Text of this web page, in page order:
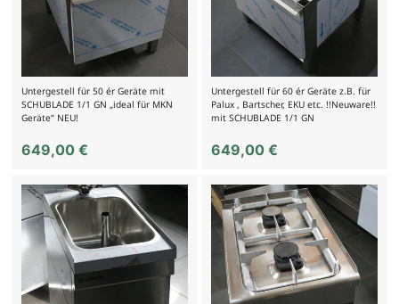
Untergestell für 50 ér Geräte mit
SCHUBLADE 1/1 GN „ideal für MKN
Geräte“ NEU!
649,00 €
Untergestell für 60 ér Geräte z.B. für
Palux , Bartscher, EKU etc. !!Neuware!!
mit SCHUBLADE 1/1 GN
649,00€